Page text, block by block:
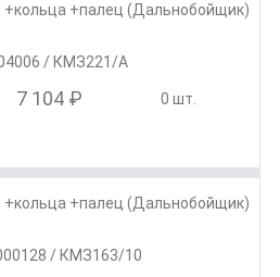
+кольца +палец (Дальнобойщик)
/ КМЗ221/А
7 104 ₽ 0 шт.
+кольца +палец (Дальнобойщик)
/ КМЗ163/10